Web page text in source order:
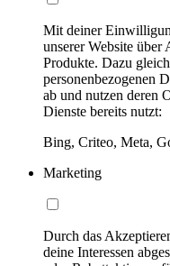
Mit deiner
unserer Website über
Produkte. Dazu
personenbezogenen
ab und nutzen deren
Dienste bereits nutzt:
Bing, Criteo, Meta,
Marketing
Durch das
deine Interessen